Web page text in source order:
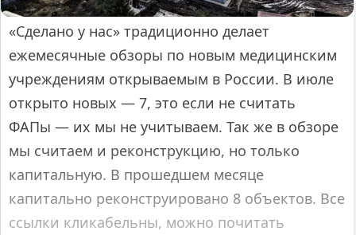
«Сделано у нас» традиционно делает
ежемесячные обзоры по новым медицинским
учреждениям открываемым в России. В июле
открыто новых — 7, это если не считать
ФАПы — их мы не учитываем. Так же в обзоре
мы считаем и реконструкцию, но только
капитальную. В прошедшем месяце
капитально реконструировано 8 объектов. Все
ссылки кликабельны, можно почитать